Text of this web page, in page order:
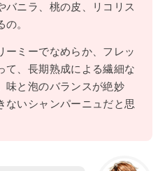
バニラ、桃の皮、リコリス
の。
ーミーでなめらか、フレッ
て、長期熟成による繊細な
味と泡のバランスが絶妙
ないシャンパーニュだと思